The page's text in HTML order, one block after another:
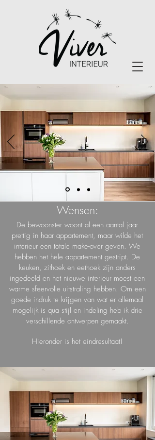
Wensen:
De bewoonster woont al een aantal jaar
prettig in haar appartement, maar wilde het
interieur een totale make-over geven. We
hebben het hele appartement gestript. De
keuken, zithoek en eethoek zijn anders
ingedeeld en het nieuwe interieur moest een
warme sfeervolle uitstraling hebben. Om een
goede indruk te krijgen van wat er allemaal
mogelijk is qua stijl en indeling heb ik drie
verschillende ontwerpen gemaakt.
Hieronder is het eindresultaat!